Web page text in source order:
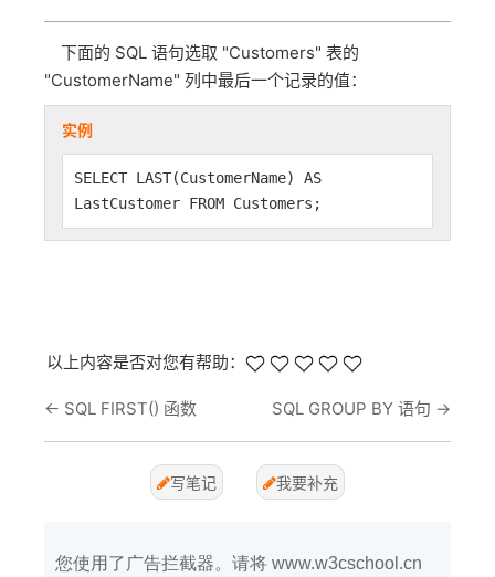
下面的 SQL 语句选取 "Customers" 表的
"CustomerName" 列中最后一个记录的值：
实例
SELECT LAST(CustomerName) AS
LastCustomer FROM Customers;
以上内容是否对您有帮助：
← SQL FIRST() 函数 SQL GROUP BY 语句 →
写笔记 我要补充
您使用了广告拦截器。请将 www.w3cschool.cn